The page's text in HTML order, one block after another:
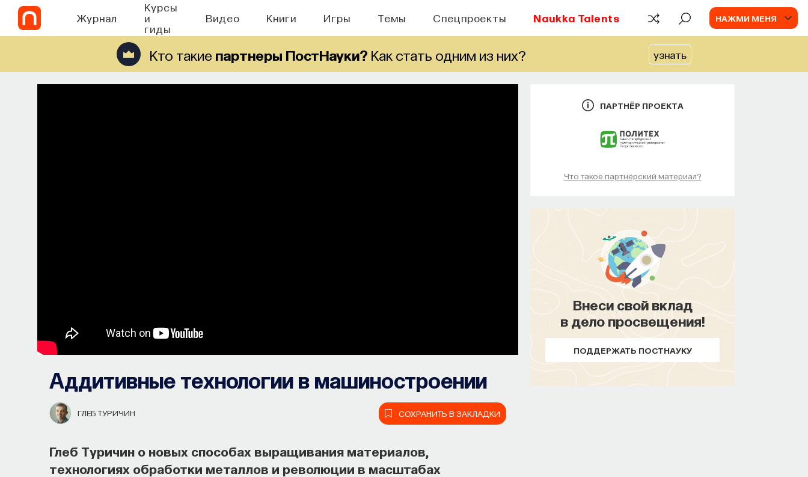
Журнал
Курсы
и
гиды
Видео Книги Игры Темы Спецпроекты Naukka Talents НАЖМИ МЕНЯ
Кто такие партнеры ПостНауки? Как стать одним из них? узнать
Аддитивные технологии в машиностроении
ГЛЕБ ТУРИЧИН СОХРАНИТЬ В ЗАКЛАДКИ
Глеб Туричин о новых способах выращивания материалов,
технологиях обработки металлов и революции в масштабах
ПАРТНЁР ПРОЕКТА
Что такое партнёрский материал?
Внеси свой вклад
в дело просвещения!
ПОДДЕРЖАТЬ ПОСТНАУКУ